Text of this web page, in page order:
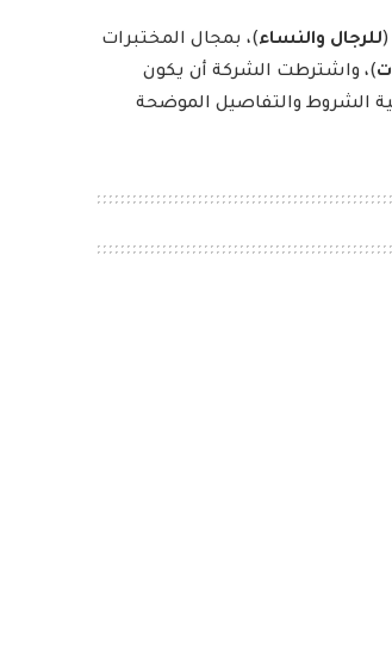
للرجال والنساء)، بمجال المختبرات
)، واشترطت الشركة أن يكون
الشروط والتفاصيل الموضحة